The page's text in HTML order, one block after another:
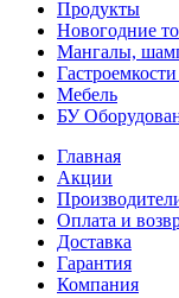
Продукты
Новогодние
Мангалы,
Мебель
БУ
Главная
Акции
Оплата и
Доставка
Гарантия
Компания